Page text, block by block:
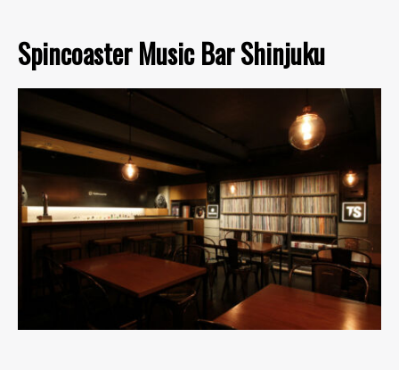
Spincoaster Music Bar Shinjuku